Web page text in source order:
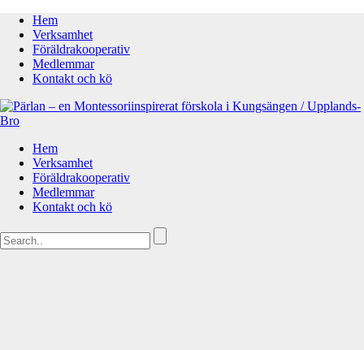
Hem
Verksamhet
Föräldrakooperativ
Medlemmar
Kontakt och kö
Hem
Verksamhet
Föräldrakooperativ
Medlemmar
Kontakt och kö